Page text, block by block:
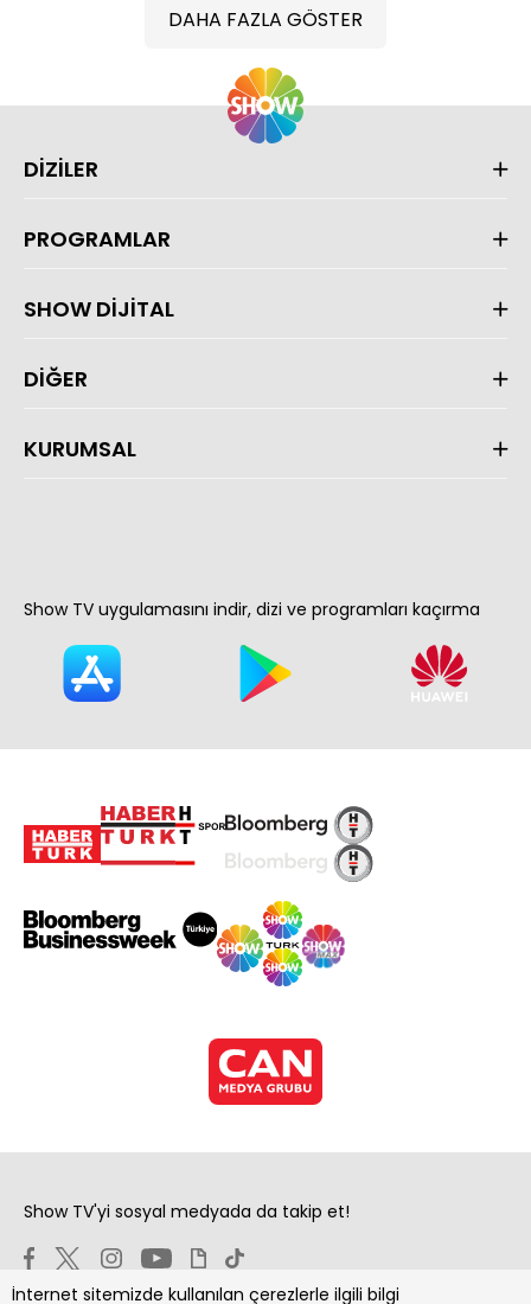
DAHA FAZLA GÖSTER
İnternet sitemizde kullanılan çerezlerle ilgili bilgi
DİZİLER
PROGRAMLAR
SHOW DİJİTAL
DİĞER
KURUMSAL
Show TV uygulamasını indir, dizi ve programları kaçırma
Show TV'yi sosyal medyada da takip et!